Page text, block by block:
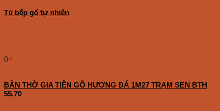
Tủ bếp gổ tự nhiên
0₫
BÀN THỜ GIA TIÊN GỖ HƯƠNG ĐÁ 1M27 TRẠM SEN BTH
55.70